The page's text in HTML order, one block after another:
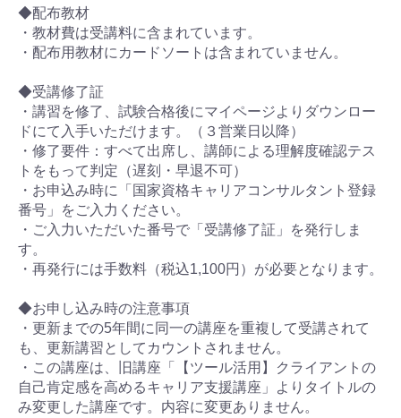
◆配布教材
・教材費は受講料に含まれています。
・配布用教材にカードソートは含まれていません。
◆受講修了証
・講習を修了、試験合格後にマイページよりダウンロー
ドにて入手いただけます。（３営業日以降）
・修了要件：すべて出席し、講師による理解度確認テス
トをもって判定（遅刻・早退不可）
・お申込み時に「国家資格キャリアコンサルタント登録
番号」をご入力ください。
・ご入力いただいた番号で「受講修了証」を発行しま
す。
・再発行には手数料（税込1,100円）が必要となります。
◆お申し込み時の注意事項
・更新までの5年間に同一の講座を重複して受講されて
も、更新講習としてカウントされません。
・この講座は、旧講座「【ツール活用】クライアントの
自己肯定感を高めるキャリア支援講座」よりタイトルの
み変更した講座です。内容に変更ありません。